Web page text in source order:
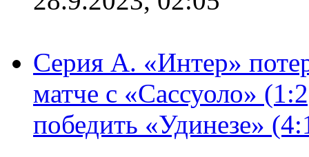
Серия А. «Интер»
матче с «Сассуоло»
победить «Удинезе»